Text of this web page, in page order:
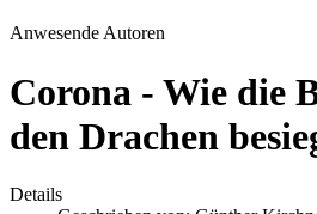
Anwesende Autoren
Corona - Wie die
den Drachen
Details